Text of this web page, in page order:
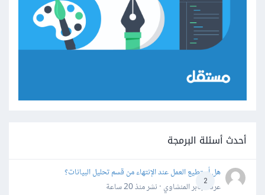
أحدث أسئلة البرمجة
2
هل أستطيع العمل عند الإنتهاء من قسم تحليل البيانات؟
عرفه جابر المنشاوي · نشرمنذ 20 ساعة